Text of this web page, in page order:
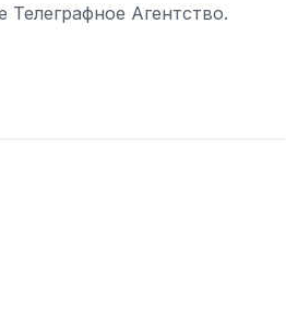
Телеграфное Агентство.